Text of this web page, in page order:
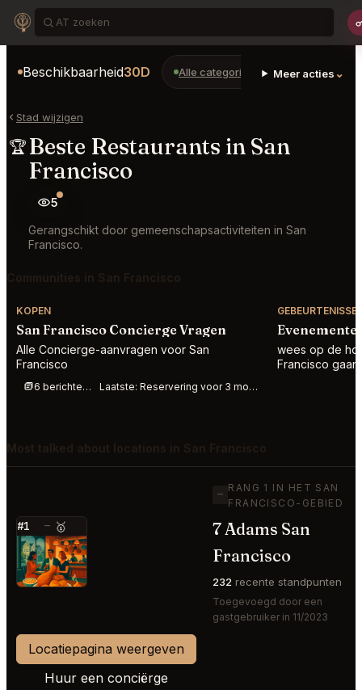
Beschikbaarheid30D Alle categorieën Restaurants
Meer acties ⌄
Stad wijzigen
🏆 Beste Restaurants in San
Francisco
5
Gerangschikt door gemeenschapsactiviteiten in San
Francisco.
KOPEN
San Francisco Concierge Vragen
Alle Concierge-aanvragen voor San
Francisco
6 berichten deze week Laatste: Reservering voor 3 morgen bij Jilli op elke tijdstip
wees op de
Francisco
#1 — 🥇
⭐
—
RANG 1 IN HET SAN
FRANCISCO-GEBIED
7 Adams San
Francisco
232 recente standpunten
Toegevoegd door een
gastgebruiker in 11/2023
Locatiepagina weergeven
Huur een conciërge